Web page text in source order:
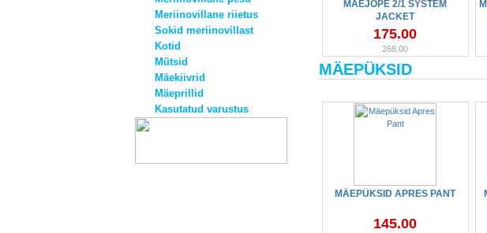
Meriinovillane riietus
Sokid meriinovillast
Kotid
Mütsid
Mäekiivrid
Mäeprillid
Kasutatud varustus
MÄEJOPE 2/1 SYSTEM
JACKET
175.00
268.00
MÄEPÜKSID
MÄEPÜKSID APRES PANT
145.00